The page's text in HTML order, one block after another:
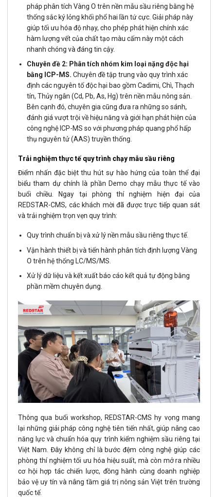
pháp phân tích Vàng O trên nền mẫu sầu riêng bằng hệ
thống sắc ký lỏng khối phổ hai lần tứ cực. Giải pháp này
giúp tối ưu hóa độ nhạy, cho phép phát hiện chính xác
hàm lượng vết của chất tạo màu cấm này một cách
nhanh chóng và đáng tin cậy.
Chuyên đề 2: Phân tích nhóm kim loại nặng độc hại
bằng ICP-MS. Chuyên đề tập trung vào quy trình xác
định các nguyên tố độc hại bao gồm Cadimi, Chì, Thạch
tín, Thủy ngân (Cd, Pb, As, Hg) trên nền mẫu nông sản.
Bên cạnh đó, chuyên gia cũng đưa ra những so sánh,
đánh giá vượt trội về hiệu năng và giới hạn phát hiện của
công nghệ ICP-MS so với phương pháp quang phổ hấp
thụ nguyên tử (AAS) truyền thống.
Trải nghiệm thực tế quy trình chạy mẫu sầu riêng
Điểm nhấn đặc biệt thu hút sự hào hứng của toàn thể đại
biểu tham dự chính là phần Demo chạy mẫu thực tế vào
buổi chiều. Ngay tại phòng thí nghiệm hiện đại của
REDSTAR-CMS, các khách mời đã được trực tiếp quan sát
và trải nghiệm trọn vẹn quy trình:
Quy trình chuẩn bị và xử lý nền mẫu sầu riêng thực tế.
Vận hành thiết bị và tiến hành phân tích định lượng Vàng
O trên hệ thống LC/MS/MS.
Xử lý dữ liệu và kết xuất báo cáo kết quả tự động bằng
phần mềm chuyên dụng.
Thông qua buổi workshop, REDSTAR-CMS hy vọng mang
lại những giải pháp công nghệ tiên tiến nhất, giúp nâng cao
năng lực và chuẩn hóa quy trình kiểm nghiệm sầu riêng tại
Việt Nam. Đây không chỉ là bước đệm công nghệ giúp các
phòng thí nghiệm tối ưu hóa hiệu suất, mà còn mở ra nhiều
cơ hội hợp tác chiến lược, đồng hành cùng doanh nghiệp
bảo vệ uy tín và nâng tầm giá trị nông sản Việt trên trường
quốc tế.